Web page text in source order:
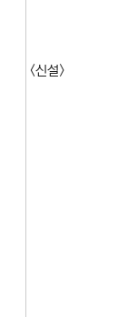
<신설>